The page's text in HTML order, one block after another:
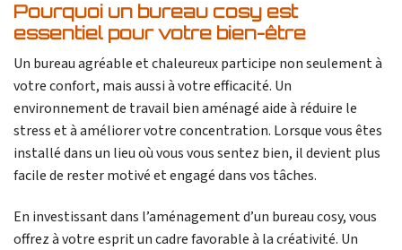
Pourquoi un bureau cosy est
essentiel pour votre bien-être
Un bureau agréable et chaleureux participe non seulement à
votre confort, mais aussi à votre efficacité. Un
environnement de travail bien aménagé aide à réduire le
stress et à améliorer votre concentration. Lorsque vous êtes
installé dans un lieu où vous vous sentez bien, il devient plus
facile de rester motivé et engagé dans vos tâches.
En investissant dans l’aménagement d’un bureau cosy, vous
offrez à votre esprit un cadre favorable à la créativité. Un